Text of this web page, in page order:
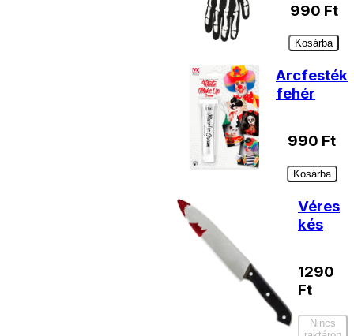
990 Ft
Kosárba
Arcfesték
fehér
990 Ft
Kosárba
Véres
kés
1290
Ft
Nincs